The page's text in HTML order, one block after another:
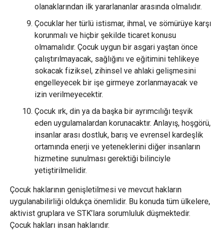
olanaklarından ilk yararlananlar arasında olmalıdır.
Çocuklar her türlü istismar, ihmal, ve sömürüye karşı
korunmalı ve hiçbir şekilde ticaret konusu
olmamalıdır. Çocuk uygun bir asgari yaştan önce
çalıştırılmayacak, sağlığını ve eğitimini tehlikeye
sokacak fiziksel, zihinsel ve ahlaki gelişmesini
engelleyecek bir işe girmeye zorlanmayacak ve
izin verilmeyecektir.
Çocuk ırk, din ya da başka bir ayrımcılığı teşvik
eden uygulamalardan korunacaktır. Anlayış, hoşgörü,
insanlar arası dostluk, barış ve evrensel kardeşlik
ortamında enerji ve yeteneklerini diğer insanların
hizmetine sunulması gerektiği bilinciyle
yetiştirilmelidir.
Çocuk haklarının genişletilmesi ve mevcut hakların
uygulanabilirliği oldukça önemlidir. Bu konuda tüm ülkelere,
aktivist gruplara ve STK’lara sorumluluk düşmektedir.
Çocuk hakları insan haklarıdır.